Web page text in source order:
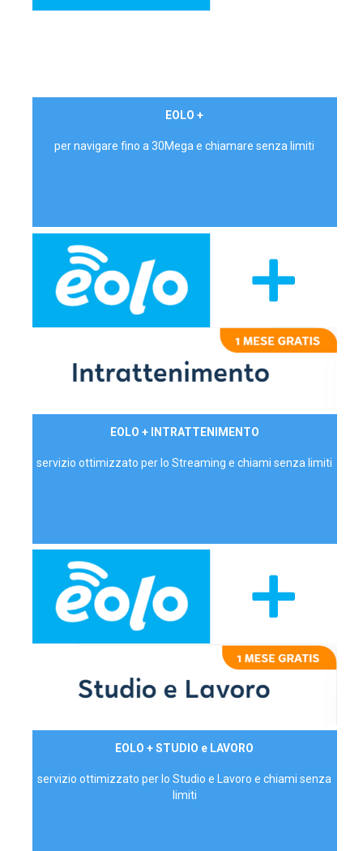
EOLO +
per navigare fino a 30Mega e chiamare senza limiti
EOLO + INTRATTENIMENTO
servizio ottimizzato per lo Streaming e chiami senza limiti
EOLO + STUDIO e LAVORO
servizio ottimizzato per lo Studio e Lavoro e chiami senza
limiti